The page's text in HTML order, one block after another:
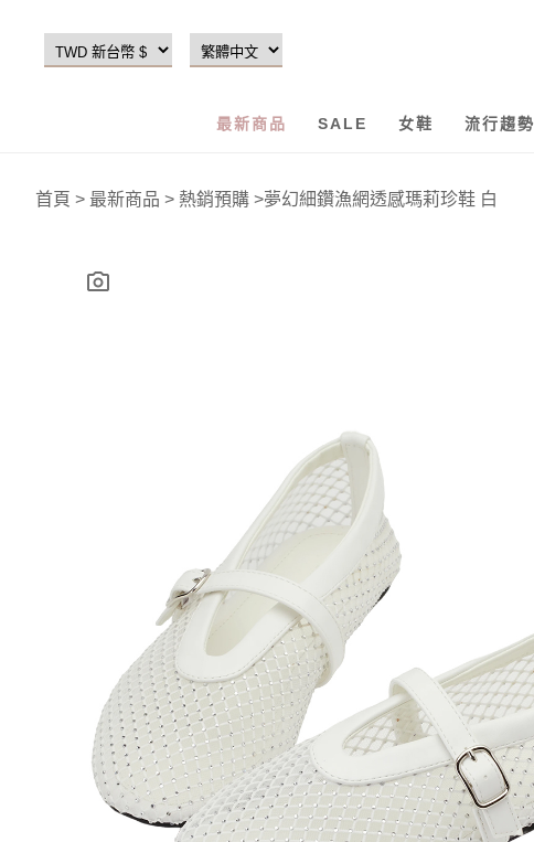
最新商品 SALE 女鞋 流行趨勢
首頁 > 最新商品 > 熱銷預購 >夢幻細鑽漁網透感瑪莉珍鞋 白